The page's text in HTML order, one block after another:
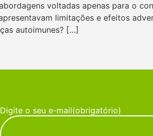
voltadas apenas para o
limitações e efeitos
autoimunes? […]
Digite o seu e-mail(obrigatório)